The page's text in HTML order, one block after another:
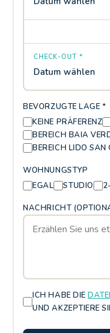
CHECK-OUT *
Datum wählen
BEVORZUGTE LAGE *
KEINE PRÄFERENZ
BEREICH BAIA
BEREICH LIDO SAN
WOHNUNGSTYP
EGAL
STUDIO
NACHRICHT
ICH HABE DIE
UND AKZEPTIERE